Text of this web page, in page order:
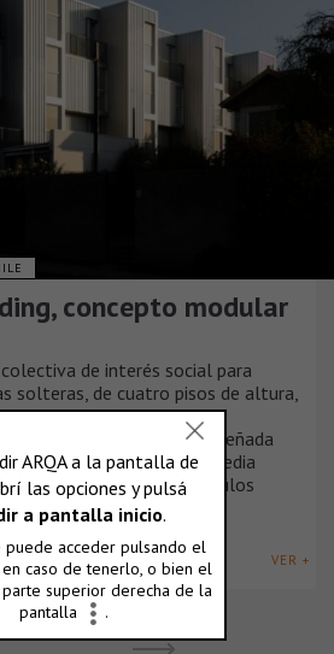
concepto modular
de interés social para
solteras, de cuatro pisos de altura,
sistema prefabricado de
y estructura de acero, diseñada
en zonas de baja y media
o quitando módulos
VER +